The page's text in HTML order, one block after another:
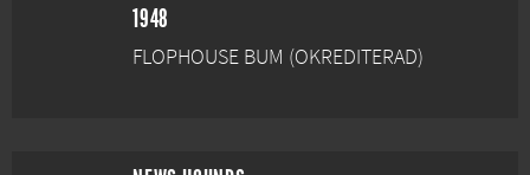
1948
FLOPHOUSE BUM (OKREDITERAD)